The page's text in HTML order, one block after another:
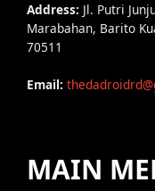
Address: Jl. Putri
Marabahan, Barito
70511
Email:
MAIN